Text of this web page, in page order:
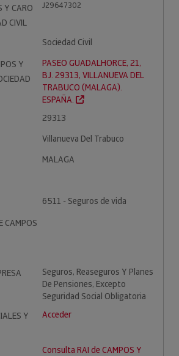
Y CARO
CIVIL
J29647302
Sociedad Civil
Y
PASEO GUADALHORCE, 21,
BJ. 29313, VILLANUEVA DEL
TRABUCO (MALAGA).
ESPAÑA.
29313
Villanueva Del Trabuco
MALAGA
6511 - Seguros de vida
CAMPOS
Seguros, Reaseguros Y Planes
De Pensiones, Excepto
Seguridad Social Obligatoria
Y
Acceder
Consulta RAI de CAMPOS Y